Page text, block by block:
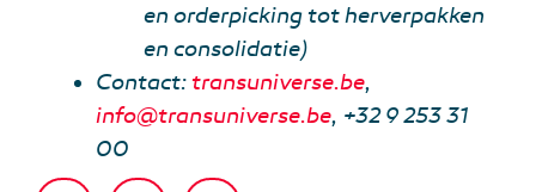
en orderpicking tot herverpakken
en consolidatie)
Contact:transuniverse.be,
info@transuniverse.be, +32 9 253 31
00